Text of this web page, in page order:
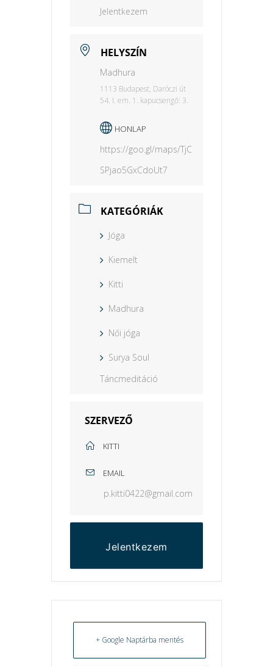
Jelentkezem
HELYSZÍN
Madhura
1113 Budapest, Daróczi út
54. I. em. 1. kapucsengő: 3.
HONLAP
https://goo.gl/maps/TjC
SPjao5GxCdoUt7
KATEGÓRIÁK
Jóga
Kiemelt
Kitti
Madhura
Női jóga
Surya Soul
Táncmeditáció
SZERVEZŐ
KITTI
EMAIL
p.kitti0422@gmail.com
Jelentkezem
+ Google Naptárba mentés